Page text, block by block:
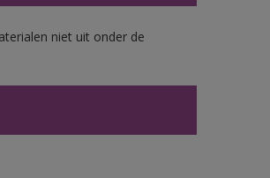
niet uit onder de